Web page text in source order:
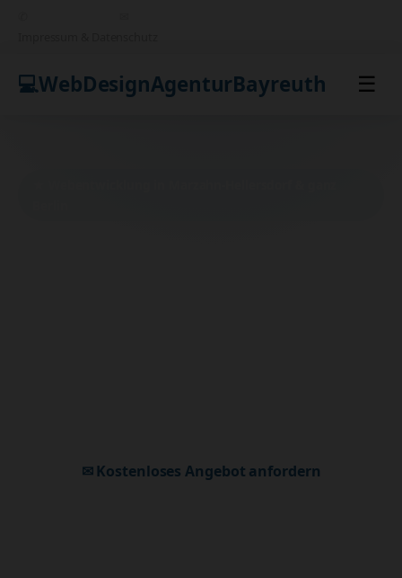
💻WebDesignAgenturBayreuth ☰
✉ Kostenloses Angebot anfordern